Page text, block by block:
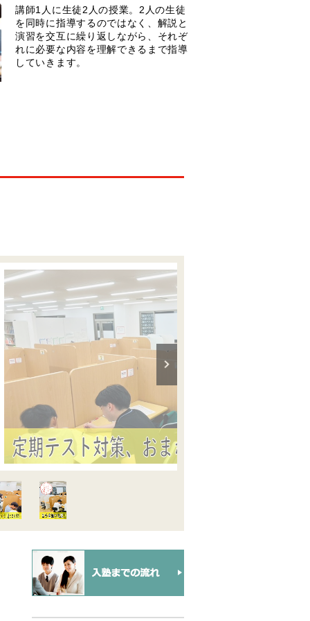
講師1人に生徒2人の授業。2人の生徒
を同時に指導するのではなく、解説と
演習を交互に繰り返しながら、それぞ
れに必要な内容を理解できるまで指導
していきます。